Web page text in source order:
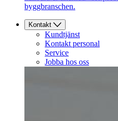
byggbranschen.
Kontakt
Kundtjänst
Kontakt personal
Service
Jobba hos oss